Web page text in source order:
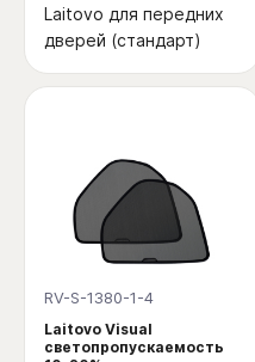
Laitovo для передних
дверей (стандарт)
RV-S-1380-1-4
Laitovo Visual
светопропускаемость